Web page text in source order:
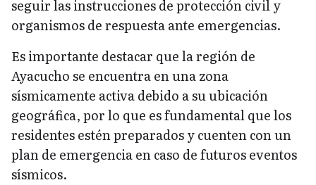
seguir las instrucciones de protección civil y
organismos de respuesta ante emergencias.
Es importante destacar que la región de
Ayacucho se encuentra en una zona
sísmicamente activa debido a su ubicación
geográfica, por lo que es fundamental que los
residentes estén preparados y cuenten con un
plan de emergencia en caso de futuros eventos
sísmicos.